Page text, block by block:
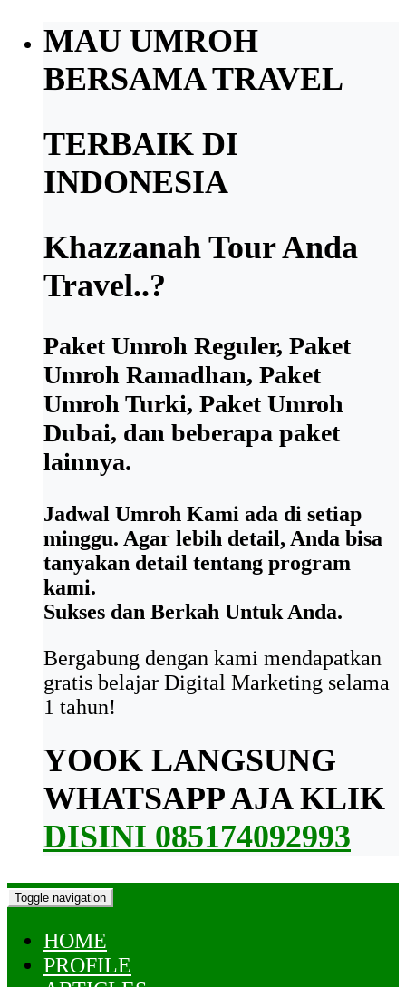
MAU UMROH
BERSAMA TRAVEL
TERBAIK DI
INDONESIA
Khazzanah Tour Anda
Travel..?
Paket Umroh Reguler, Paket
Umroh Ramadhan, Paket
Umroh Turki, Paket Umroh
Dubai, dan beberapa paket
lainnya.
Jadwal Umroh Kami ada di setiap
minggu. Agar lebih detail, Anda bisa
tanyakan detail tentang program
kami.
Sukses dan Berkah Untuk Anda.
Bergabung dengan kami mendapatkan
gratis belajar Digital Marketing selama
1 tahun!
YOOK LANGSUNG
WHATSAPP AJAKLIK
DISINI 085174092993
Toggle navigation
HOME
PROFILE